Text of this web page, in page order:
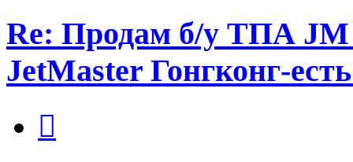
Re: Продам б/у ТПА JM
JetMaster Гонгконг-